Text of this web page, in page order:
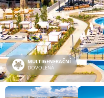
MULTIGENERAČNÍ
DOVOLENÁ